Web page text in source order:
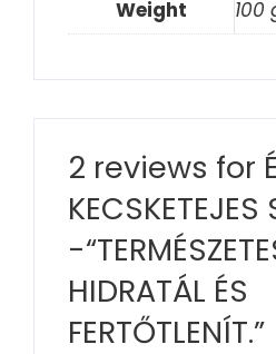
Weight 100
2 reviews for
KECSKETEJES
-
HIDRATÁL ÉS
FERTŐTLENÍT.”